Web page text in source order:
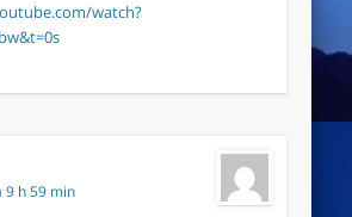
watch?
9 h 59 min